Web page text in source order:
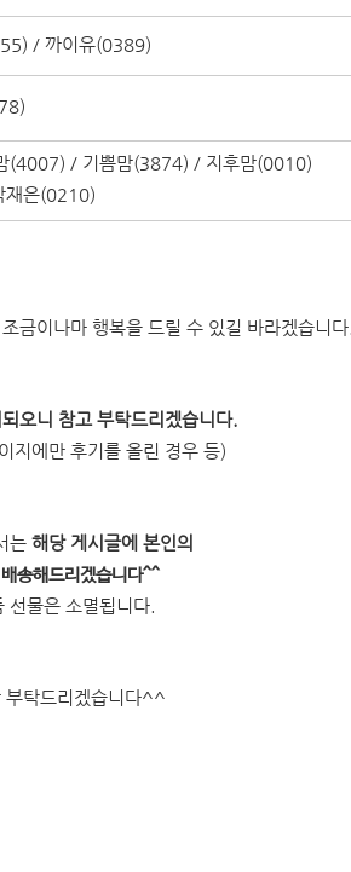
/ 까이유(0389)
(4007) / 기쁨맘(3874) / 지후맘(0010)
재은(0210)
금이나마 행복을 드릴 수 있길 바라겠습니다.
오니 참고 부탁드리겠습니다.
지에만 후기를 올린 경우 등)
는 해당 게시글에 본인의
송해드리겠습니다^^
물은 소멸됩니다.
부탁드리겠습니다^^